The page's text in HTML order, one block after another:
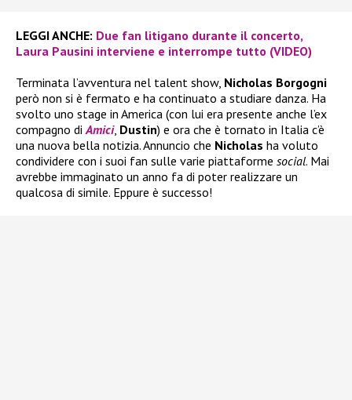
LEGGI ANCHE: Due fan litigano durante il concerto,
Laura Pausini interviene e interrompe tutto (VIDEO)
Terminata l’avventura nel talent show, Nicholas Borgogni
però non si è fermato e ha continuato a studiare danza. Ha
svolto uno stage in America (con lui era presente anche l’ex
compagno diAmici, Dustin) e ora che è tornato in Italia c’è
una nuova bella notizia. Annuncio che Nicholas ha voluto
condividere con i suoi fan sulle varie piattaforme social. Mai
avrebbe immaginato un anno fa di poter realizzare un
qualcosa di simile. Eppure è successo!